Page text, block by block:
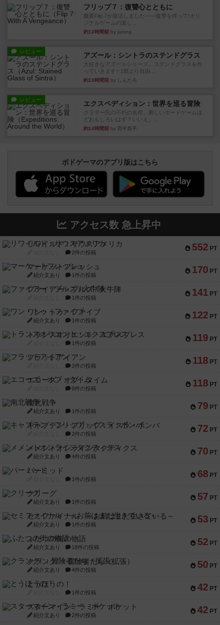
フリップ７：復讐心とともに
概要Flip 7が復活しました――復讐を伴って!オリ
ジナルゲームの楽し...
約12時間前 by jurong
レビュー アズール：シントラのステンドグラス
大好きなアズールシリーズ。ステンドグラスを作
っていきます✨1部より自由...
約13時間前 by しんたろ
レビュー エクスペディション：世界を巡る冒険
クラマー氏の不朽の名作。新しいボードゲームほ
どおもしろいはず？いいえ。...
約14時間前 by 田中昌平
ボドゲーマのアプリ版はこちら
アクセス数 急上昇中
552 PT
リワイルド：サウスアメリカ
2件の投稿
170 PT
マーケットフレッシュ
紹介文あり 1件の投稿
141 PT
ファイアー・ブルズ / 火牛陣
1件の投稿
122 PT
ワン・トゥ・ファイブ
紹介文あり 1件の投稿
119 PT
トランスオリエント・エクスプレス
1件の投稿
118 PT
フラットアイアン
2件の投稿
118 PT
エコーズ・オブ・タイム
8件の投稿
79 PT
南北戦争
紹介文あり 1件の投稿
72 PT
キャプテン・フリップ：イスラ・ボンバ
2件の投稿
70 PT
メメントオンラインタクティクス
紹介文あり 4件の投稿
68 PT
パーミッド
1件の投稿
57 PT
クリーグ
紹介文あり 1件の投稿
53 PT
セミファイナル ～お前はまだ生きている～
紹介文あり 1件の投稿
52 PT
ふたつの街の物語
紹介文あり 18件の投稿
50 PT
クランク! ：冒険者たち（拡張）
紹介文あり 4件の投稿
42 PT
とうほうの！
1件の投稿
42 PT
スターマイン・ラミー ポケット
紹介文あり 2件の投稿